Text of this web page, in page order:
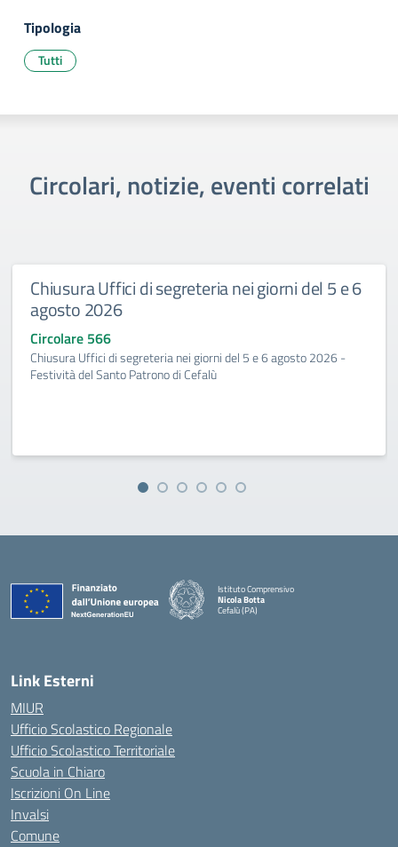
Tipologia
Tutti
Circolari, notizie, eventi correlati
Chiusura Uffici di segreteria nei giorni del 5 e 6
agosto 2026
Circolare 566
Chiusura Uffici di segreteria nei giorni del 5 e 6 agosto 2026 -
Festività del Santo Patrono di Cefalù
Istituto Comprensivo
Nicola Botta
Cefalù (PA)
Link Esterni
MIUR
Ufficio Scolastico Regionale
Ufficio Scolastico Territoriale
Scuola in Chiaro
Iscrizioni On Line
Invalsi
Comune